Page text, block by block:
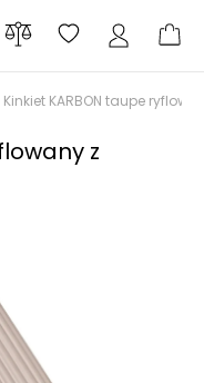
Kinkiet KARBON taupe
z